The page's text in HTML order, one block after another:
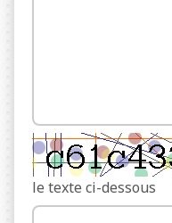
le texte ci-dessous